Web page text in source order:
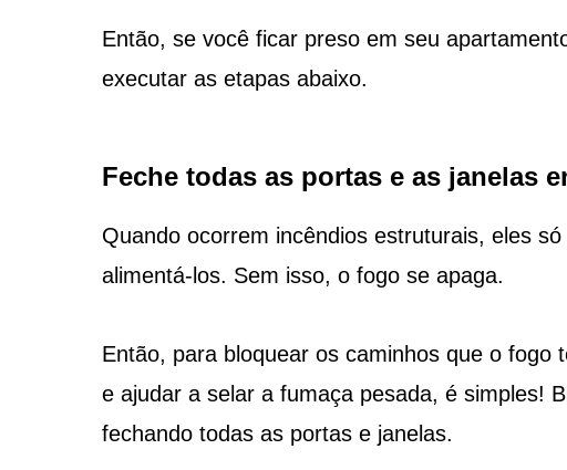
Então, se você ficar preso em seu
executar as etapas abaixo.
Feche todas as portas e as janelas
Quando ocorrem incêndios estruturais, eles
alimentá-los. Sem isso, o fogo se apaga.
Então, para bloquear os caminhos que o
e ajudar a selar a fumaça pesada, é simples!
fechando todas as portas e janelas.